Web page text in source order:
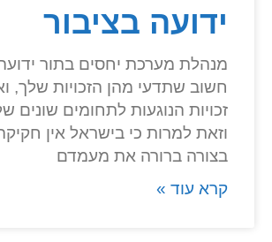
ידועה בציבור
מנהלת מערכת יחסים בתור
חשוב שתדעי מהן הזכויות שלך,
זכויות הנוגעות לתחומים שונים
וזאת למרות כי בישראל אין
בצורה ברורה את מעמדם
קרא עוד »